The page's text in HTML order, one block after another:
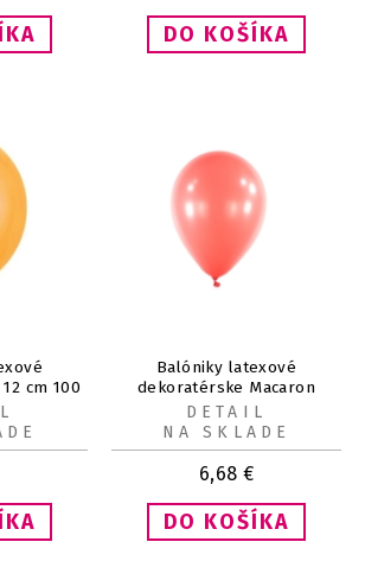
cm 100
Balóniky latexové
dekoratérske Macaron
jahodové 13 cm 100 ks
6,68 €
DETAIL
NA SKLADE